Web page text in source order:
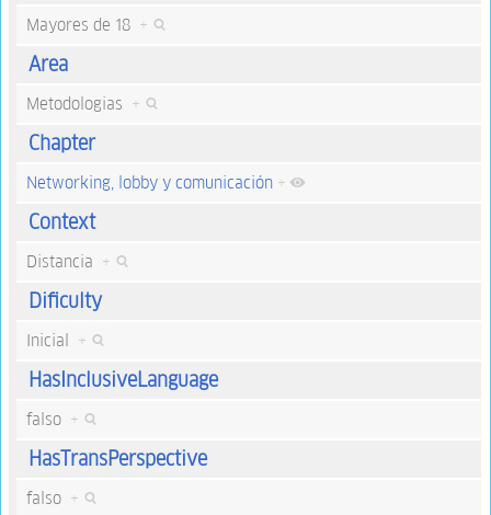
Mayores de 18 +
Area
Metodologias +
Chapter
Networking, lobby y comunicación +
Context
Distancia +
Dificulty
Inicial +
HasInclusiveLanguage
falso +
HasTransPerspective
falso +